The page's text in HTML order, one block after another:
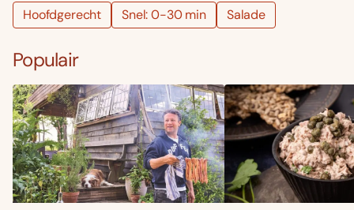
Hoofdgerecht Snel: 0-30 min Salade
Populair